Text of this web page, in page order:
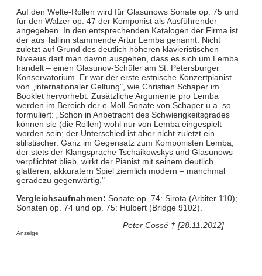
Auf den Welte-Rollen wird für Glasunows Sonate op. 75 und
für den Walzer op. 47 der Komponist als Ausführender
angegeben. In den entsprechenden Katalogen der Firma ist
der aus Tallinn stammende Artur Lemba genannt. Nicht
zuletzt auf Grund des deutlich höheren klavieristischen
Niveaus darf man davon ausgehen, dass es sich um Lemba
handelt – einen Glasunov-Schüler am St. Petersburger
Konservatorium. Er war der erste estnische Konzertpianist
von „internationaler Geltung", wie Christian Schaper im
Booklet hervorhebt. Zusätzliche Argumente pro Lemba
werden im Bereich der e-Moll-Sonate von Schaper u.a. so
formuliert: „Schon in Anbetracht des Schwierigkeitsgrades
können sie (die Rollen) wohl nur von Lemba eingespielt
worden sein; der Unterschied ist aber nicht zuletzt ein
stilistischer. Ganz im Gegensatz zum Komponisten Lemba,
der stets der Klangsprache Tschaikowskys und Glasunows
verpflichtet blieb, wirkt der Pianist mit seinem deutlich
glatteren, akkuratern Spiel ziemlich modern – manchmal
geradezu gegenwärtig."
Vergleichsaufnahmen: Sonate op. 74: Sirota (Arbiter 110);
Sonaten op. 74 und op. 75: Hulbert (Bridge 9102).
Peter Cossé † [28.11.2012]
Anzeige